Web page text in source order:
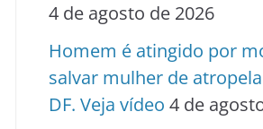
4 de agosto de 2026
Homem é atingido por
salvar mulher de
DF. Veja vídeo 4 de